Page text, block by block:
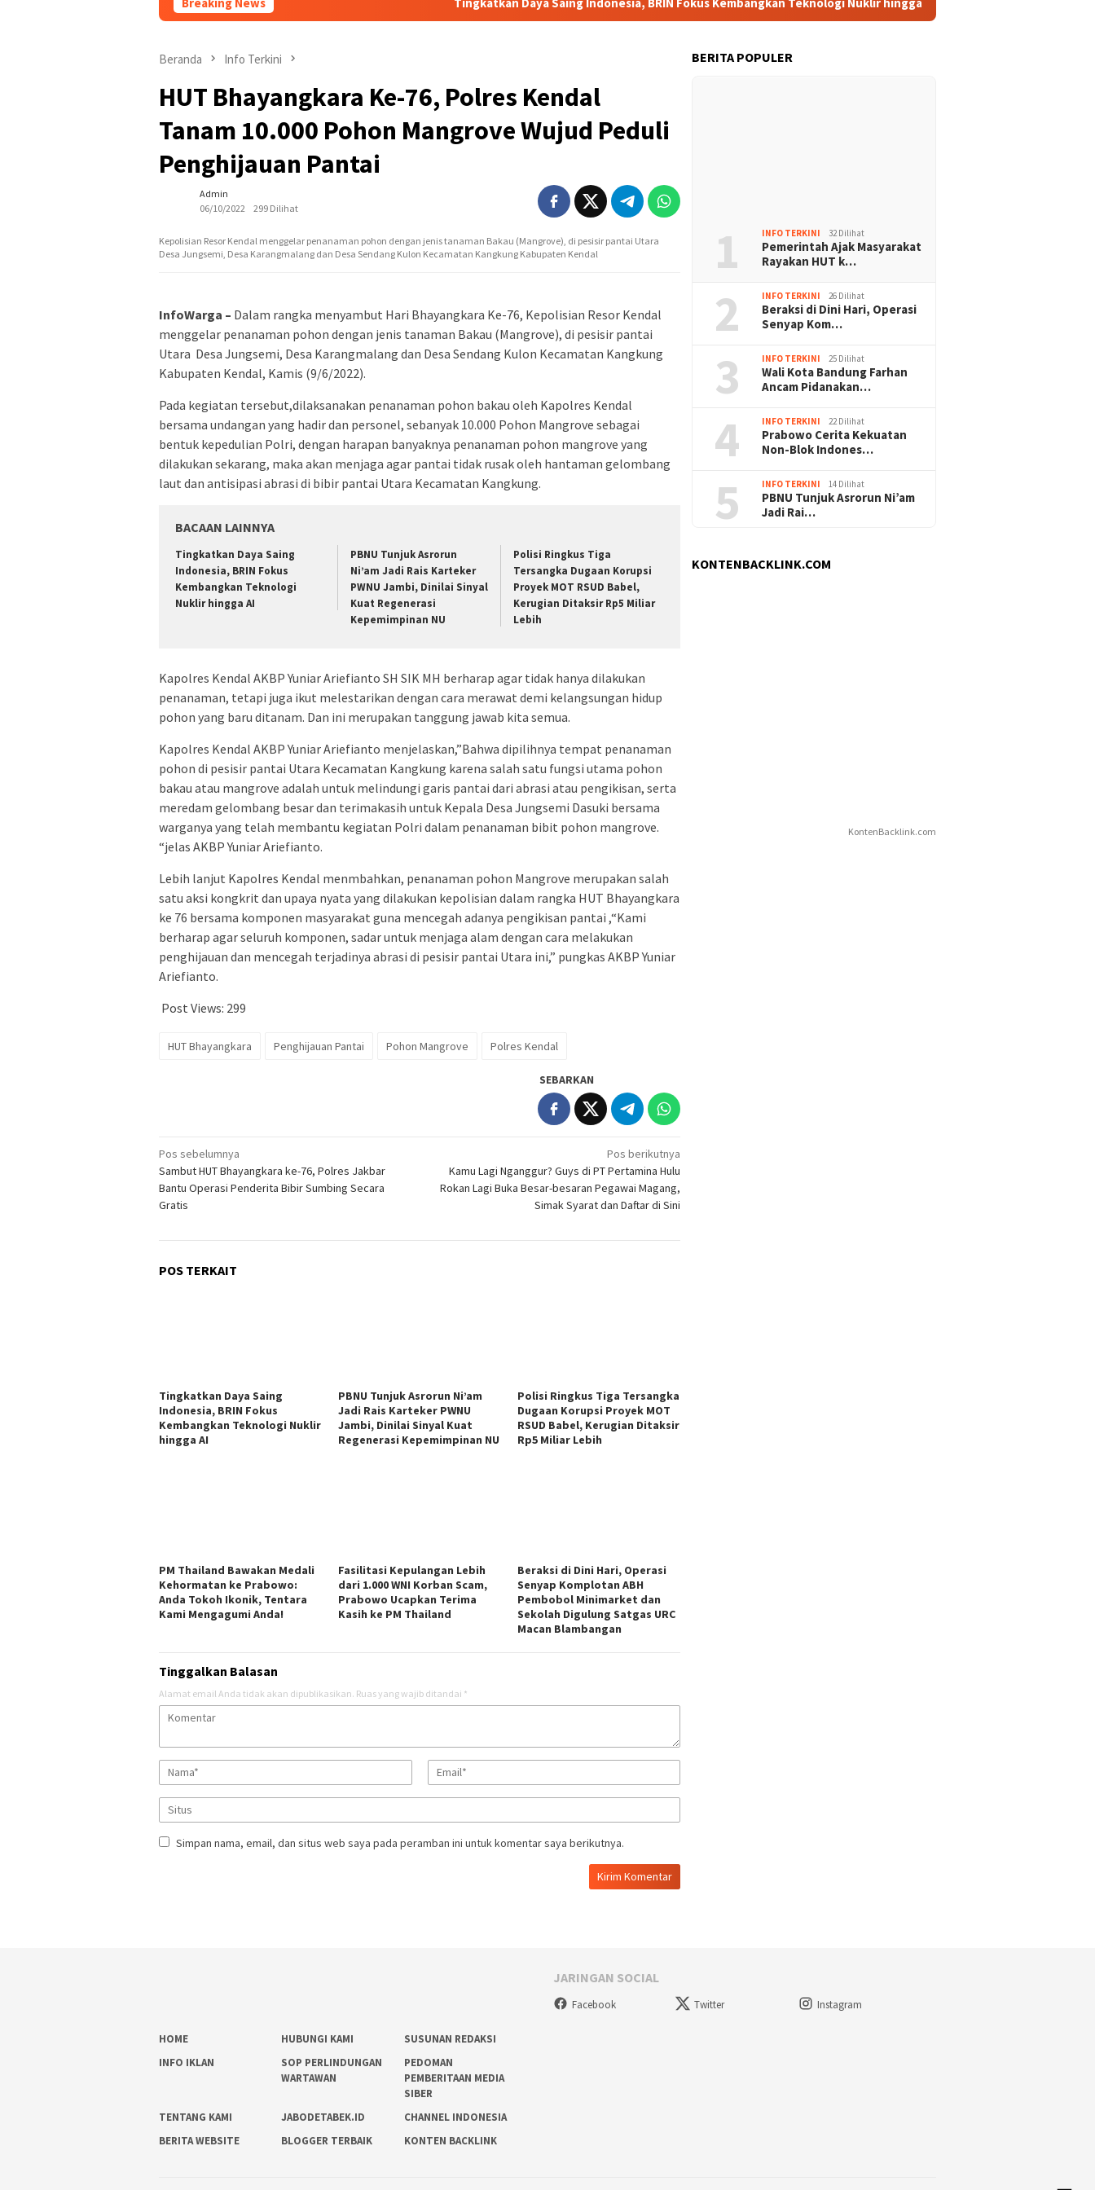
Beranda Info Terkini
HUT Bhayangkara Ke-76, Polres Kendal
Tanam 10.000 Pohon Mangrove Wujud Peduli
Penghijauan Pantai
Admin
06/10/2022
299 Dilihat
Kepolisian Resor Kendal menggelar penanaman pohon dengan jenis tanaman Bakau (Mangrove), di pesisir pantai Utara
Desa Jungsemi, Desa Karangmalang dan Desa Sendang Kulon Kecamatan Kangkung Kabupaten Kendal
InfoWarga – Dalam rangka menyambut Hari Bhayangkara Ke-76, Kepolisian Resor Kendal
menggelar penanaman pohon dengan jenis tanaman Bakau (Mangrove), di pesisir pantai
Utara Desa Jungsemi, Desa Karangmalang dan Desa Sendang Kulon Kecamatan Kangkung
Kabupaten Kendal, Kamis (9/6/2022).
Pada kegiatan tersebut,dilaksanakan penanaman pohon bakau oleh Kapolres Kendal
bersama undangan yang hadir dan personel, sebanyak 10.000 Pohon Mangrove sebagai
bentuk kepedulian Polri, dengan harapan banyaknya penanaman pohon mangrove yang
dilakukan sekarang, maka akan menjaga agar pantai tidak rusak oleh hantaman gelombang
laut dan antisipasi abrasi di bibir pantai Utara Kecamatan Kangkung.
BACAAN LAINNYA
Tingkatkan Daya Saing
Indonesia, BRIN Fokus
Kembangkan Teknologi
Nuklir hingga AI
PBNU Tunjuk Asrorun
Ni’am Jadi Rais Karteker
PWNU Jambi, Dinilai Sinyal
Kuat Regenerasi
Kepemimpinan NU
Polisi Ringkus Tiga
Tersangka Dugaan Korupsi
Proyek MOT RSUD Babel,
Kerugian Ditaksir Rp5 Miliar
Lebih
Kapolres Kendal AKBP Yuniar Ariefianto SH SIK MH berharap agar tidak hanya dilakukan
penanaman, tetapi juga ikut melestarikan dengan cara merawat demi kelangsungan hidup
pohon yang baru ditanam. Dan ini merupakan tanggung jawab kita semua.
Kapolres Kendal AKBP Yuniar Ariefianto menjelaskan,”Bahwa dipilihnya tempat penanaman
pohon di pesisir pantai Utara Kecamatan Kangkung karena salah satu fungsi utama pohon
bakau atau mangrove adalah untuk melindungi garis pantai dari abrasi atau pengikisan, serta
meredam gelombang besar dan terimakasih untuk Kepala Desa Jungsemi Dasuki bersama
warganya yang telah membantu kegiatan Polri dalam penanaman bibit pohon mangrove.
“jelas AKBP Yuniar Ariefianto.
Lebih lanjut Kapolres Kendal menmbahkan, penanaman pohon Mangrove merupakan salah
satu aksi kongkrit dan upaya nyata yang dilakukan kepolisian dalam rangka HUT Bhayangkara
ke 76 bersama komponen masyarakat guna mencegah adanya pengikisan pantai ,“Kami
berharap agar seluruh komponen, sadar untuk menjaga alam dengan cara melakukan
penghijauan dan mencegah terjadinya abrasi di pesisir pantai Utara ini,” pungkas AKBP Yuniar
Ariefianto.
Post Views: 299
HUT Bhayangkara Penghijauan Pantai Pohon Mangrove Polres Kendal
SEBARKAN
Navigasi
pos
Pos sebelumnya
Sambut HUT Bhayangkara ke-76, Polres Jakbar
Bantu Operasi Penderita Bibir Sumbing Secara
Gratis
Pos berikutnya
Kamu Lagi Nganggur? Guys di PT Pertamina Hulu
Rokan Lagi Buka Besar-besaran Pegawai Magang,
Simak Syarat dan Daftar di Sini
POS TERKAIT
Tingkatkan Daya Saing
Indonesia, BRIN Fokus
Kembangkan Teknologi Nuklir
hingga AI
PBNU Tunjuk Asrorun Ni’am
Jadi Rais Karteker PWNU
Jambi, Dinilai Sinyal Kuat
Regenerasi Kepemimpinan NU
Polisi Ringkus Tiga Tersangka
Dugaan Korupsi Proyek MOT
RSUD Babel, Kerugian Ditaksir
Rp5 Miliar Lebih
PM Thailand Bawakan Medali
Kehormatan ke Prabowo:
Anda Tokoh Ikonik, Tentara
Kami Mengagumi Anda!
Fasilitasi Kepulangan Lebih
dari 1.000 WNI Korban Scam,
Prabowo Ucapkan Terima
Kasih ke PM Thailand
Beraksi di Dini Hari, Operasi
Senyap Komplotan ABH
Pembobol Minimarket dan
Sekolah Digulung Satgas URC
Macan Blambangan
Tinggalkan Balasan
Alamat email Anda tidak akan dipublikasikan. Ruas yang wajib ditandai *
Simpan nama, email, dan situs web saya pada peramban ini untuk komentar saya berikutnya.
BERITA POPULER
1 INFO TERKINI 32 Dilihat
Pemerintah Ajak Masyarakat
Rayakan HUT k…
2 INFO TERKINI 26 Dilihat
Beraksi di Dini Hari, Operasi
Senyap Kom…
3 INFO TERKINI 25 Dilihat
Wali Kota Bandung Farhan
Ancam Pidanakan…
4 INFO TERKINI 22 Dilihat
Prabowo Cerita Kekuatan
Non-Blok Indones…
5 INFO TERKINI 14 Dilihat
PBNU Tunjuk Asrorun Ni’am
Jadi Rai…
KONTENBACKLINK.COM
KontenBacklink.com
HOME HUBUNGI KAMI
SUSUNAN REDAKSI
INFO IKLAN
SOP PERLINDUNGAN
WARTAWAN
PEDOMAN
PEMBERITAAN MEDIA
SIBER
TENTANG KAMI
JABODETABEK.ID
CHANNEL INDONESIA
BERITA WEBSITE
BLOGGER TERBAIK KONTEN BACKLINK
JARINGAN SOCIAL
Facebook Twitter Instagram